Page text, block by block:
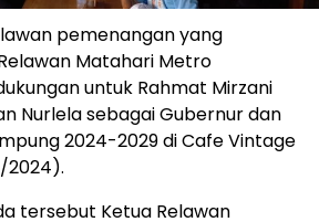
pemenangan yang
Matahari Metro
untuk Rahmat Mirzani
Nurlela sebagai Gubernur dan
2024-2029 di Cafe Vintage
2024).
tersebut Ketua Relawan